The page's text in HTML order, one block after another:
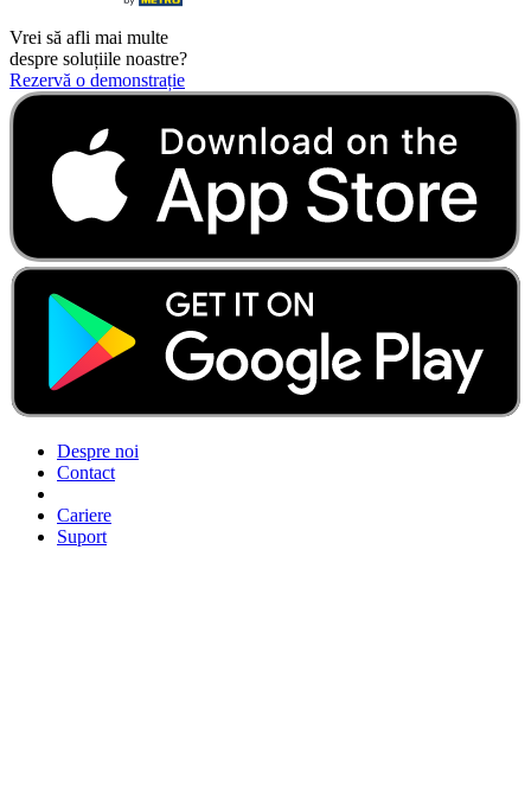
Vrei să afli mai multe
despre soluțiile noastre?
Rezervă o demonstrație
Despre noi
Contact
Cariere
Suport